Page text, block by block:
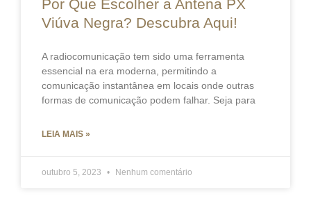
Por Que Escolher a Antena PX
Viúva Negra? Descubra Aqui!
A radiocomunicação tem sido uma ferramenta
essencial na era moderna, permitindo a
comunicação instantânea em locais onde outras
formas de comunicação podem falhar. Seja para
LEIA MAIS »
outubro 5, 2023 Nenhum comentário